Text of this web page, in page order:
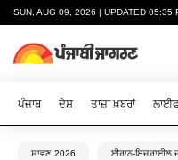
SUN, AUG 09, 2026 | UPDATED 05:35
ਪੰਜਾਬ ਦੇਸ਼ ਤਾਜ਼ਾ ਖ਼ਬਰਾਂ
ਸਾਵਣ 2026 ਈਰਾਨ-ਇਜ਼ਰਾਈਲ